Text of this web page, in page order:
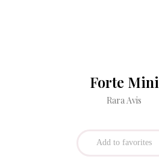
Forte Mini
Rara Avis
Add to favorites